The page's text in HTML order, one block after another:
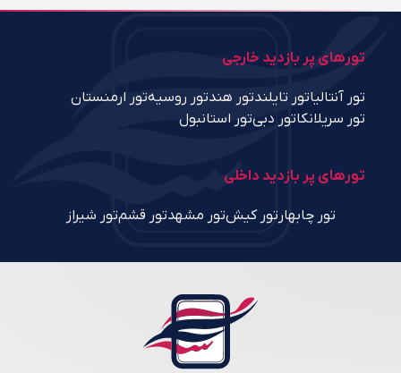
تورهای پر بازدید خارجی
تور آنتالیاتور تایلندتور هندتور روسیهتور ارمنستان
تور سریلانکاتور دبیتور استانبول
تورهای پر بازدید داخلی
تور چابهار تور کیشتور مشهدتور قشمتور شیراز